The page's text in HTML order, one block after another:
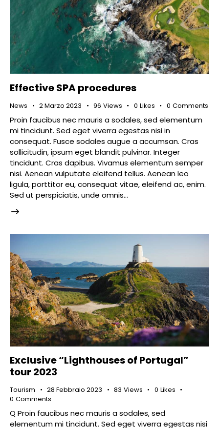
Effective SPA procedures
News 2 Marzo 2023 96 Views 0 Likes 0 Comments
Proin faucibus nec mauris a sodales, sed elementum
mi tincidunt. Sed eget viverra egestas nisi in
consequat. Fusce sodales augue a accumsan. Cras
sollicitudin, ipsum eget blandit pulvinar. Integer
tincidunt. Cras dapibus. Vivamus elementum semper
nisi. Aenean vulputate eleifend tellus. Aenean leo
ligula, porttitor eu, consequat vitae, eleifend ac, enim.
Sed ut perspiciatis, unde omnis…
Exclusive “Lighthouses of Portugal”
tour 2023
Tourism 28 Febbraio 2023 83 Views 0 Likes
0 Comments
Q Proin faucibus nec mauris a sodales, sed
elementum mi tincidunt. Sed eget viverra egestas nisi